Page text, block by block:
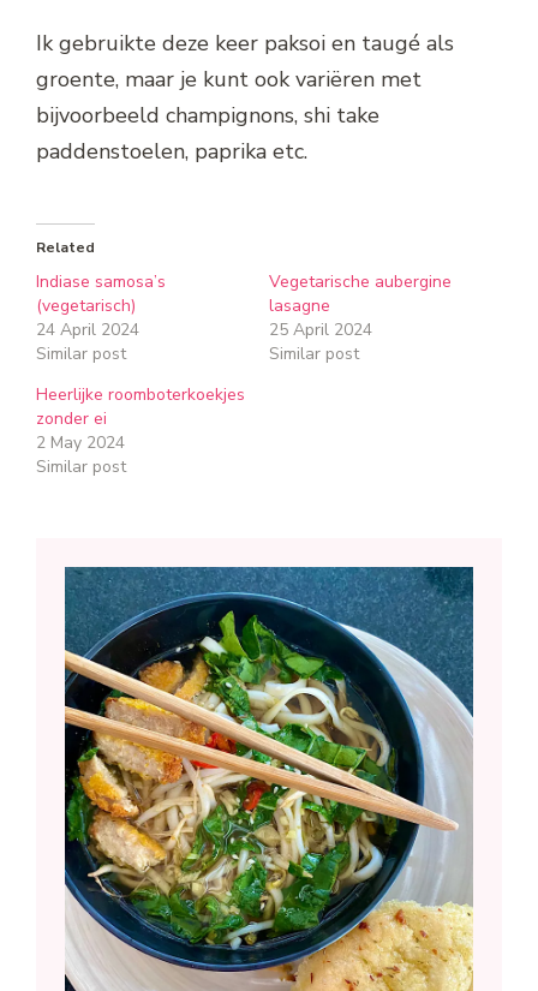
Ik gebruikte deze keer paksoi en taugé als
groente, maar je kunt ook variëren met
bijvoorbeeld champignons, shi take
paddenstoelen, paprika etc.
Related
Indiase samosa’s
(vegetarisch)
24 April 2024
Similar post
Vegetarische aubergine
lasagne
25 April 2024
Similar post
Heerlijke roomboterkoekjes
zonder ei
2 May 2024
Similar post